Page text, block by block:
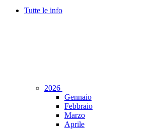
Tutte le info
2026
Gennaio
Febbraio
Marzo
Aprile